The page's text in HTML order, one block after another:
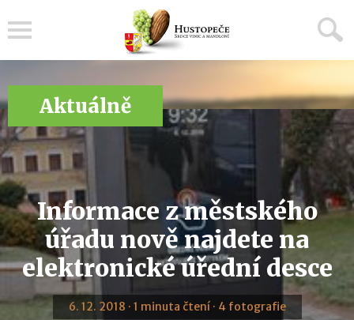
Aktuálně
Informace z městského
úřadu nově najdete na
elektronické úřední desce
6. 12. 2018 · 1 minuta čtení · 4 fotografie